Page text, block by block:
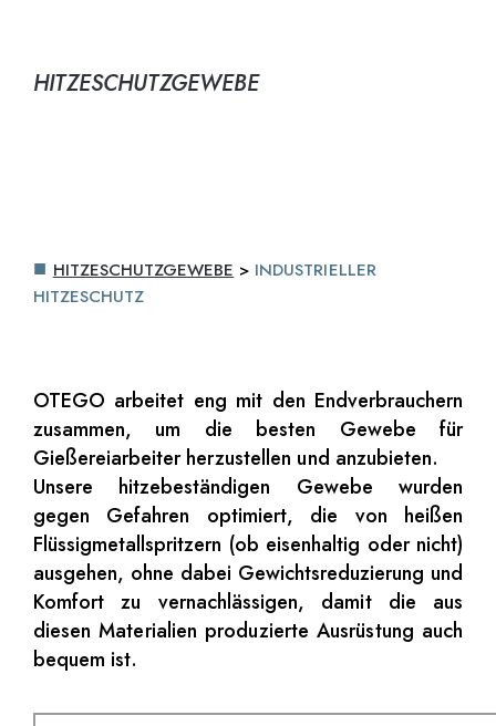
HITZESCHUTZGEWEBE
HITZESCHUTZGEWEBE > INDUSTRIELLER
HITZESCHUTZ
OTEGO arbeitet eng mit den Endverbrauchern
zusammen, um die besten Gewebe für
Gießereiarbeiter herzustellen und anzubieten.
Unsere hitzebeständigen Gewebe wurden
gegen Gefahren optimiert, die von heißen
Flüssigmetallspritzern (ob eisenhaltig oder nicht)
ausgehen, ohne dabei Gewichtsreduzierung und
Komfort zu vernachlässigen, damit die aus
diesen Materialien produzierte Ausrüstung auch
bequem ist.